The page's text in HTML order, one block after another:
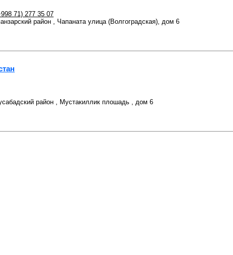
71) 277 35 07
район , Чапаната улица (Волгоградская), дом 6
район , Мустакиллик плошадь , дом 6